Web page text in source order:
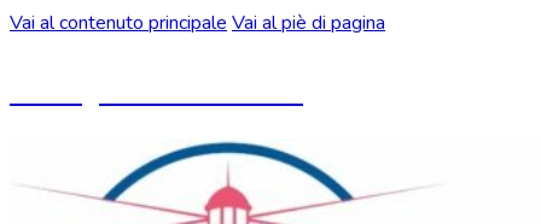
Vai al contenuto principale Vai al piè di pagina